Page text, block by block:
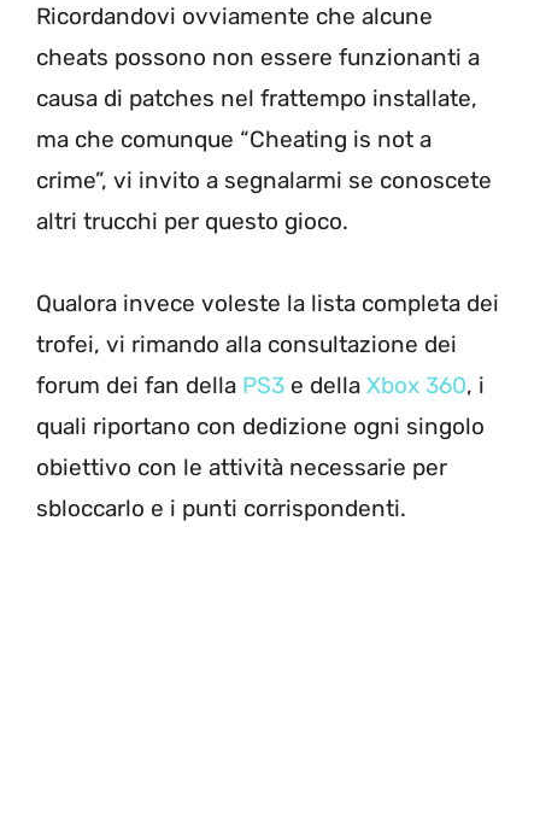
Ricordandovi ovviamente che alcune
cheats possono non essere funzionanti a
causa di patches nel frattempo installate,
ma che comunque “Cheating is not a
crime”, vi invito a segnalarmi se conoscete
altri trucchi per questo gioco.
Qualora invece voleste la lista completa dei
trofei, vi rimando alla consultazione dei
forum dei fan della PS3 e della Xbox 360, i
quali riportano con dedizione ogni singolo
obiettivo con le attività necessarie per
sbloccarlo e i punti corrispondenti.